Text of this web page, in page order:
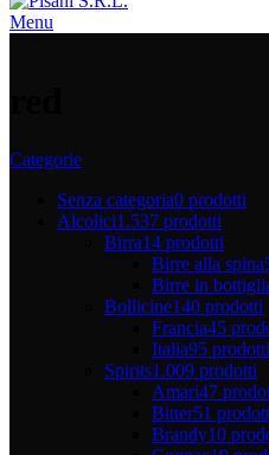
Menu
Categorie
Senza categoria0 prodotti
Alcolici1.537 prodotti
Birra14 prodotti
Birre alla spina
Birre in
Bollicine140 prodotti
Francia45
Italia95 prodotti
Spirits1.009 prodotti
Amari47
Bitter51
Brandy10